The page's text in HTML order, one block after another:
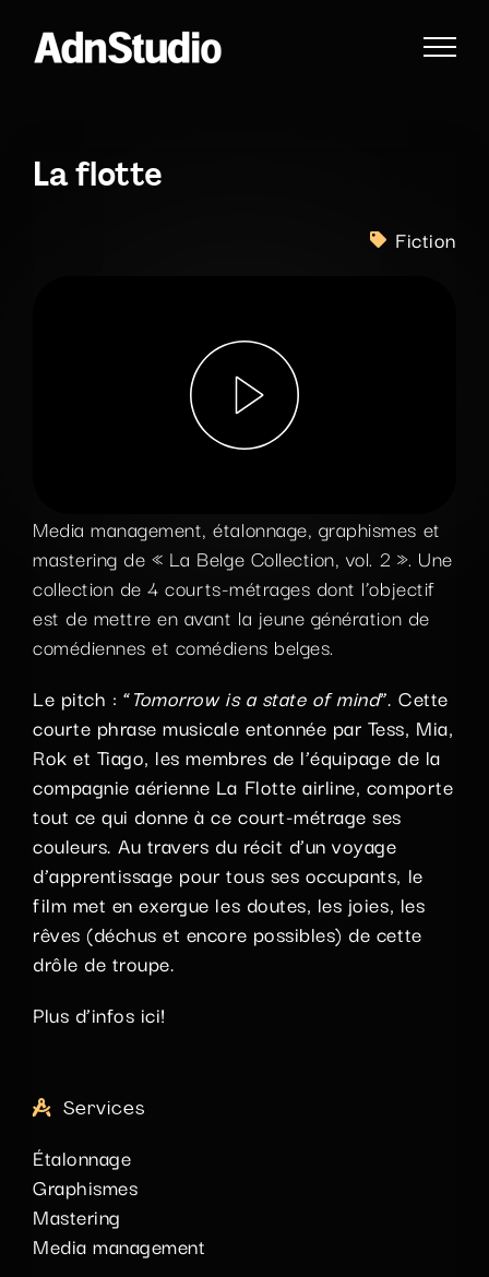
contenu
La flotte
Fiction
Media management, étalonnage, graphismes et
mastering de « La Belge Collection, vol. 2 ». Une
collection de 4 courts-métrages dont l’objectif
est de mettre en avant la jeune génération de
comédiennes et comédiens belges.
Le pitch : “Tomorrow is a state of mind”. Cette
courte phrase musicale entonnée par Tess, Mia,
Rok et Tiago, les membres de l’équipage de la
compagnie aérienne La Flotte airline, comporte
tout ce qui donne à ce court-métrage ses
couleurs. Au travers du récit d’un voyage
d’apprentissage pour tous ses occupants, le
film met en exergue les doutes, les joies, les
rêves (déchus et encore possibles) de cette
drôle de troupe.
Plus d’infos ici!
Services
Étalonnage
Graphismes
Mastering
Media management